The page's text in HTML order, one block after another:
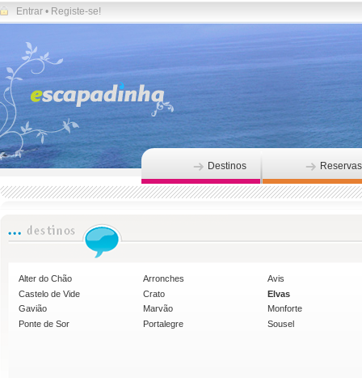
Entrar • Registe-se!
Destinos Reservas
Alter do Chão Arronches
Avis
Castelo de Vide
Crato
Elvas
Gavião
Marvão
Monforte
Ponte de Sor
Portalegre Sousel